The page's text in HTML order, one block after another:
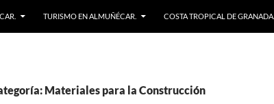
TURISMO EN ALMUÑÉCAR. COSTA TROPICAL DE GRANADA.
Materiales para la Construcción